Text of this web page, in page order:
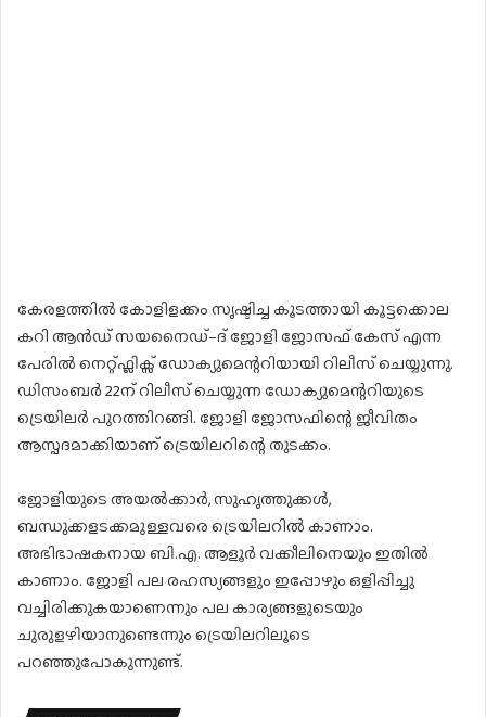
കേരളത്തിൽ കോളിളക്കം സൃഷ്ടിച്ച കൂടത്തായി കൂട്ടക്കൊല
കറി ആൻഡ് സയനൈ‍ഡ്–ദ് ജോളി ജോസഫ് കേസ് എന്ന
പേരിൽ നെറ്റ്ഫ്ലിക്സ് ഡോക്യുമെന്ററിയായി റിലീസ് ചെയ്യുന്നു.
ഡിസംബർ 22ന് റിലീസ് ചെയ്യുന്ന ഡോക്യുമെന്ററിയുടെ
ട്രെയിലർ പുറത്തിറങ്ങി. ജോളി ജോസഫിന്റെ ജീവിതം
ആസ്പദമാക്കിയാണ് ട്രെയിലറിന്റെ തുടക്കം.
ജോളിയുടെ അയൽക്കാർ, സുഹൃത്തുക്കൾ,
ബന്ധുക്കളടക്കമുള്ളവരെ ട്രെയിലറിൽ കാണാം.
അഭിഭാഷകനായ ബി.എ. ആളൂർ വക്കീലിനെയും ഇതിൽ
കാണാം. ജോളി പല രഹസ്യങ്ങളും ഇപ്പോഴും ഒളിപ്പിച്ചു
വച്ചിരിക്കുകയാണെന്നും പല കാര്യങ്ങളുടെയും
ചുരുളഴിയാനുണ്ടെന്നും ട്രെയിലറിലൂടെ
പറഞ്ഞുപോകുന്നുണ്ട്.